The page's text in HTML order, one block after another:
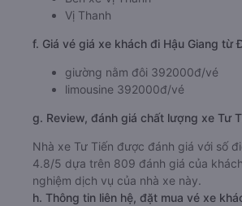
Vị Thanh
f. Giá vé giá xe khách đi Hậu Giang từ
giường nằm đôi 392000đ/vé
limousine 392000đ/vé
g. Review, đánh giá chất lượng xe Tư
Nhà xe Tư Tiến được đánh giá với số
4.8/5 dựa trên 809 đánh giá của
nghiệm dịch vụ của nhà xe này.
h. Thông tin liên hệ, đặt mua vé xe